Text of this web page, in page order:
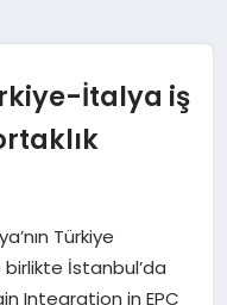
İtalya iş
Türkiye
İstanbul’da
Integration in EPC